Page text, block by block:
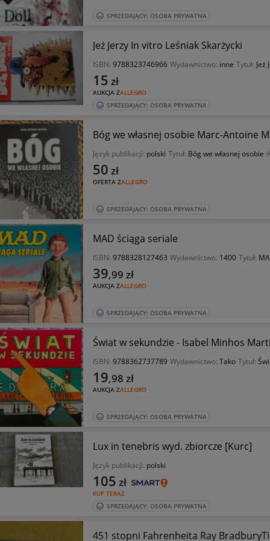
SPRZEDAJĄCY: OSOBA PRYWATNA
Jeż Jerzy In vitro Leśniak Skarżycki
ISBN: 9788323746966 Wydawnictwo: inne Tytuł: Jeż
AUKCJA ZALLEGRO
15 zł
SPRZEDAJĄCY: OSOBA PRYWATNA
Bóg we własnej osobie Marc-Antoine
Język publikacji: polski Tytuł: Bóg we własnej osobie
OFERTA ZALLEGRO
50 zł
SPRZEDAJĄCY: OSOBA PRYWATNA
MAD ściąga seriale
ISBN: 9788328127463 Wydawnictwo: 1400 Tytuł:
AUKCJA ZALLEGRO
39,99 zł
SPRZEDAJĄCY: OSOBA PRYWATNA
Świat w sekundzie - Isabel Minhos
ISBN: 9788362737789 Wydawnictwo: Tako Tytuł:
AUKCJA ZALLEGRO
19,98 zł
SPRZEDAJĄCY: OSOBA PRYWATNA
Lux in tenebris wyd. zbiorcze [Kurc]
Język publikacji: polski
KUP TERAZ
105 zł
SPRZEDAJĄCY: OSOBA PRYWATNA
451 stopni Fahrenheita Ray